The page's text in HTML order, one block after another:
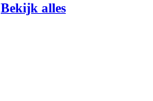
Bekijk alles